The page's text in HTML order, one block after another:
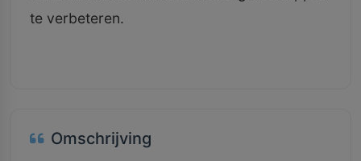
te verbeteren.
Omschrijving